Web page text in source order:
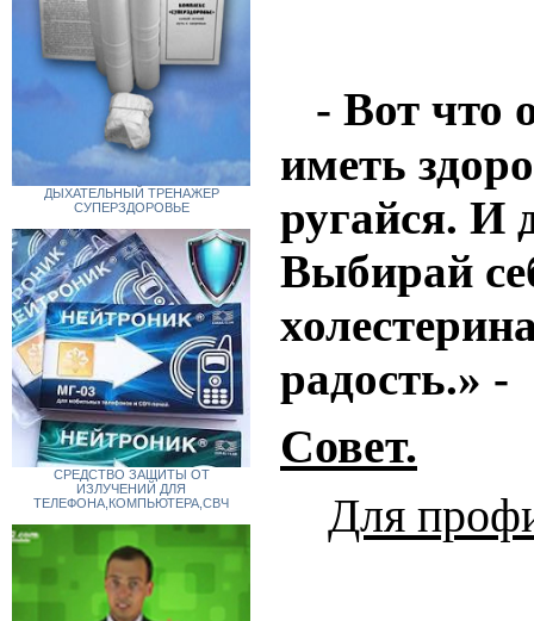
ДЫХАТЕЛЬНЫЙ ТРЕНАЖЕР
СУПЕРЗДОРОВЬЕ
СРЕДСТВО ЗАЩИТЫ ОТ
ИЗЛУЧЕНИЙ ДЛЯ
ТЕЛЕФОНА,КОМПЬЮТЕРА,СВЧ
- Вот что
иметь
ругайся. И
Выбирай
радость.» -
Со­вет.
Для